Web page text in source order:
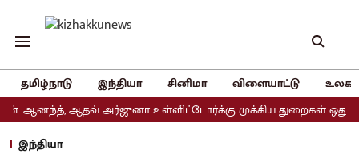
தமிழ்நாடு இந்தியா சினிமா விளையாட்டு
ஆதவ் அர்ஜுனா உள்ளிட்டோர்க்கு முக்கிய துறைகள் ஒதுக்கீடு
இந்தியா